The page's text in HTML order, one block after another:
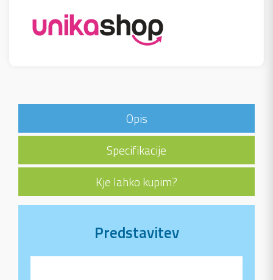
Opis
Specifikacije
Kje lahko kupim?
Predstavitev